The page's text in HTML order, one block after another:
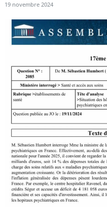
19 novembre 2024